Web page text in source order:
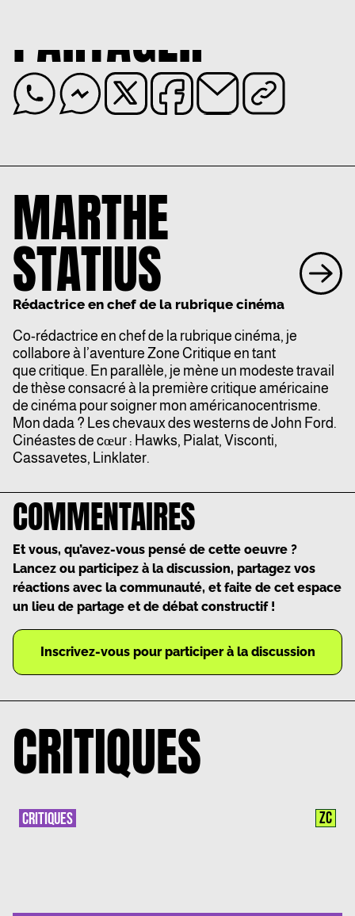
PARTAGER
MARTHE
STATIUS
Rédactrice en chef de la rubrique cinéma
Co-rédactrice en chef de la rubrique cinéma, je
collabore à l’aventure Zone Critique en tant
que critique. En parallèle, je mène un modeste travail
de thèse consacré à la première critique américaine
de cinéma pour soigner mon américanocentrisme.
Mon dada ? Les chevaux des westerns de John Ford.
Cinéastes de cœur : Hawks, Pialat, Visconti,
Cassavetes, Linklater.
COMMENTAIRES
Et vous, qu’avez-vous pensé de cette oeuvre ?
Lancez ou participez à la discussion, partagez vos
réactions avec la communauté, et faite de cet espace
un lieu de partage et de débat constructif !
Inscrivez-vous pour participer à la discussion
CRITIQUES
CRITIQUES ZC